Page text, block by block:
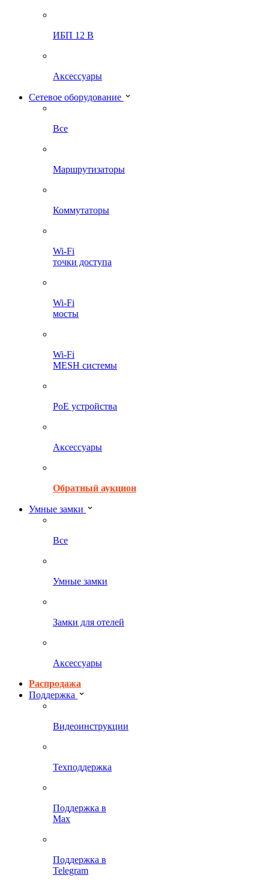
ИБП 12 В
Аксессуары
Сетевое оборудование
Все
Маршрутизаторы
Коммутаторы
Wi-Fi
точки доступа
Wi-Fi
мосты
Wi-Fi
MESH системы
PoE устройства
Аксессуары
Обратный аукцион
Умные замки
Все
Умные замки
Замки для отелей
Аксессуары
Распродажа
Поддержка
Видеоинструкции
Техподдержка
Поддержка в
Max
Поддержка в
Telegram